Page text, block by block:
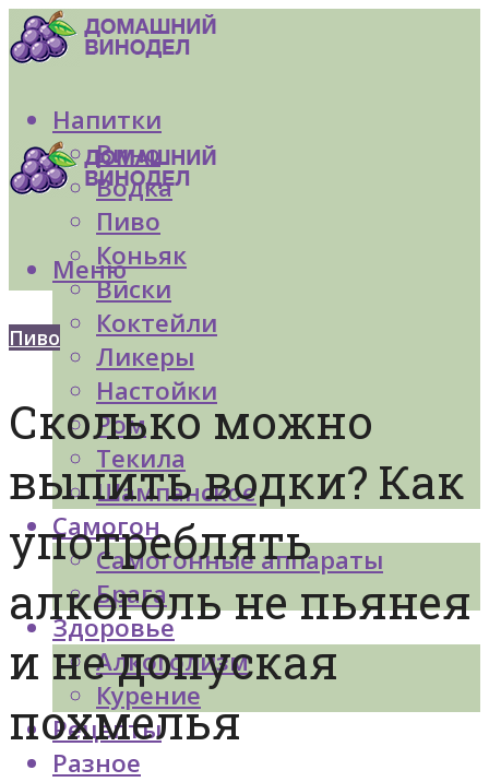
Напитки
Вино
Водка
Пиво
Коньяк
Виски
Коктейли
Ликеры
Настойки
Ром
Текила
Шампанское
Самогон
Самогонные аппараты
Брага
Здоровье
Алкоголизм
Курение
Рецепты
Разное
Меню
Пиво
Сколько можно
выпить водки? Как
употреблять
алкоголь не пьянея
и не допуская
похмелья